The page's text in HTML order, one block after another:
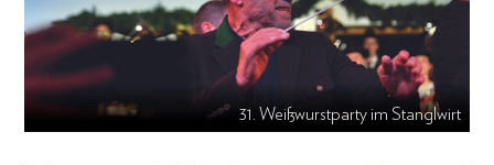
31. Weißwurstparty im Stanglwirt